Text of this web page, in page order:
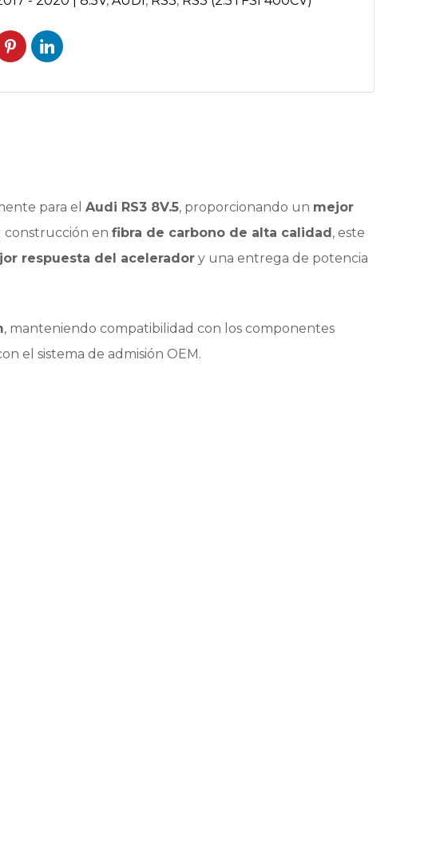
para el Audi RS3 8V.5, proporcionando un mejor
construcción en fibra de carbono de alta calidad, este
respuesta del acelerador y una entrega de potencia
, manteniendo compatibilidad con los componentes
el sistema de admisión OEM.